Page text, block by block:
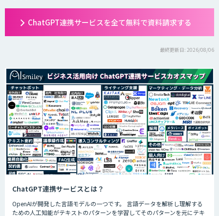
ChatGPT連携サービスを全て無料で資料請求する
最終更新日: 2026/08/06
ChatGPT連携サービスとは？
OpenAIが開発した言語モデルの一つです。 言語データを解析し理解する
ための人工知能がテキストのパターンを学習してそのパターンを元にテキ